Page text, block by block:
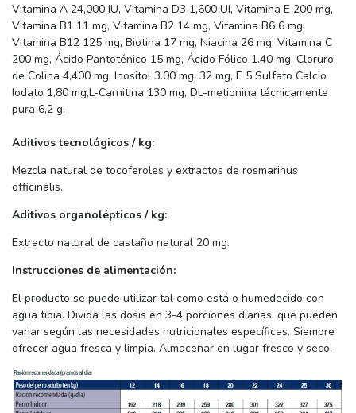
Vitamina A 24,000 IU, Vitamina D3 1,600 UI, Vitamina E 200 mg,
Vitamina B1 11 mg, Vitamina B2 14 mg, Vitamina B6 6 mg,
Vitamina B12 125 mg, Biotina 17 mg, Niacina 26 mg, Vitamina C
200 mg, Ácido Pantoténico 15 mg, Ácido Fólico 1.40 mg, Cloruro
de Colina 4,400 mg, Inositol 3.00 mg, 32 mg, E 5 Sulfato Calcio
Iodato 1,80 mg,L-Carnitina 130 mg, DL-metionina técnicamente
pura 6,2 g.
Aditivos tecnológicos / kg:
Mezcla natural de tocoferoles y extractos de rosmarinus
officinalis.
Aditivos organolépticos / kg:
Extracto natural de castaño natural 20 mg.
Instrucciones de alimentación:
El producto se puede utilizar tal como está o humedecido con
agua tibia. Divida las dosis en 3-4 porciones diarias, que pueden
variar según las necesidades nutricionales específicas. Siempre
ofrecer agua fresca y limpia. Almacenar en lugar fresco y seco.